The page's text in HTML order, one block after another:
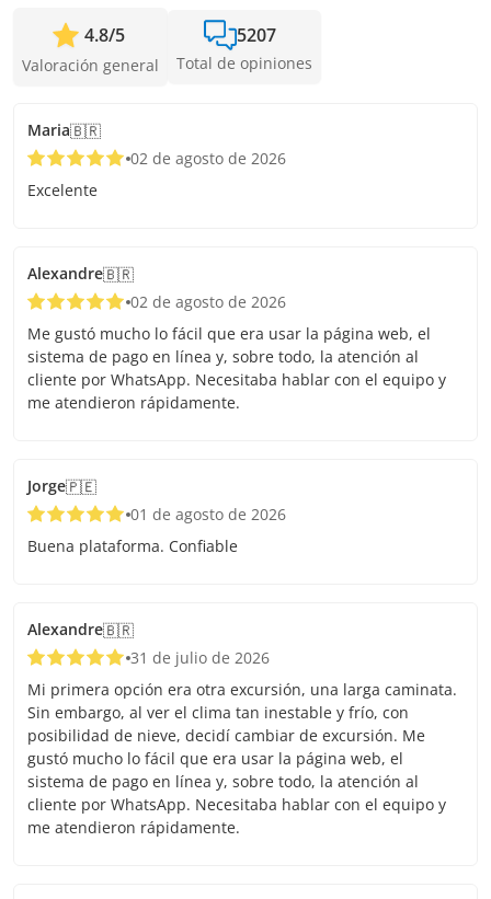
4.8/5
Valoración general
5207
Total de opiniones
Maria🇧🇷
02 de agosto de 2026
Excelente
Alexandre🇧🇷
02 de agosto de 2026
Me gustó mucho lo fácil que era usar la página web, el
sistema de pago en línea y, sobre todo, la atención al
cliente por WhatsApp. Necesitaba hablar con el equipo y
me atendieron rápidamente.
Jorge🇵🇪
01 de agosto de 2026
Buena plataforma. Confiable
Alexandre🇧🇷
31 de julio de 2026
Mi primera opción era otra excursión, una larga caminata.
Sin embargo, al ver el clima tan inestable y frío, con
posibilidad de nieve, decidí cambiar de excursión. Me
gustó mucho lo fácil que era usar la página web, el
sistema de pago en línea y, sobre todo, la atención al
cliente por WhatsApp. Necesitaba hablar con el equipo y
me atendieron rápidamente.